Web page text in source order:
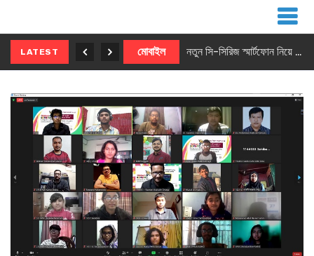
LATEST মোবাইল নতুন সি-সিরিজ স্মার্টফোন নিয়ে আসছে রিয়েলমি